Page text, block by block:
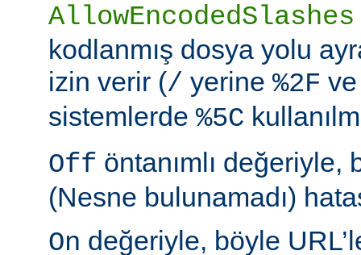
AllowEncodedSlashes
kodlanmış dosya yolu
izin verir (/ yerine %2F
sistemlerde %5C
Off öntanımlı değeriyle,
(Nesne bulunamadı)
On değeriyle, böyle